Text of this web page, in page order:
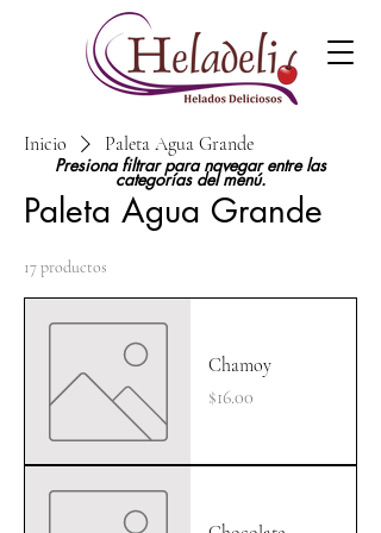
Inicio Paleta Agua Grande
Paleta Agua Grande
17 productos
Chamoy
Precio
$16.00
Presiona filtrar para navegar entre las
categorías del menú.